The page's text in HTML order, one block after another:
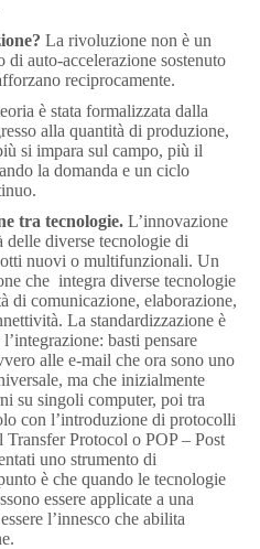
La rivoluzione non è un
auto-accelerazione sostenuto
reciprocamente.
è stata formalizzata dalla
alla quantità di produzione,
si impara sul campo, più il
la domanda e un ciclo
tra tecnologie. L’innovazione
delle diverse tecnologie di
nuovi o multifunzionali. Un
che integra diverse tecnologie
di comunicazione, elaborazione,
La standardizzazione è
basti pensare
alle e-mail che ora sono uno
ma che inizialmente
su singoli computer, poi tra
con l’introduzione di protocolli
Protocol o POP – Post
uno strumento di
è che quando le tecnologie
essere applicate a una
l’innesco che abilita